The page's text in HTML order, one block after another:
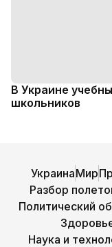
В Украине
школьников
УкраинаМир
Разбор
Политический
Наука и